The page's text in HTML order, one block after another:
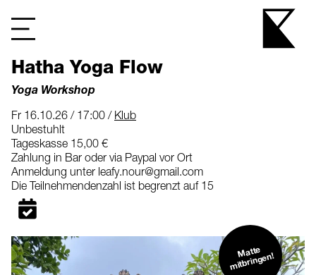
Hatha Yoga Flow
Yoga Workshop
Fr 16.10.26 / 17:00 / Klub
Unbestuhlt
Tageskasse 15,00 €
Zahlung in Bar oder via Paypal vor Ort
Anmeldung unter leafy.nour@gmail.com
Die Teilnehmendenzahl ist begrenzt auf 15
Matte
mitbringen!